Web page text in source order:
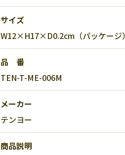
サイズ
W12×H17×D0.2cm（パッケージ）
品 番
TEN-T-ME-006M
メーカー
テンヨー
商品説明